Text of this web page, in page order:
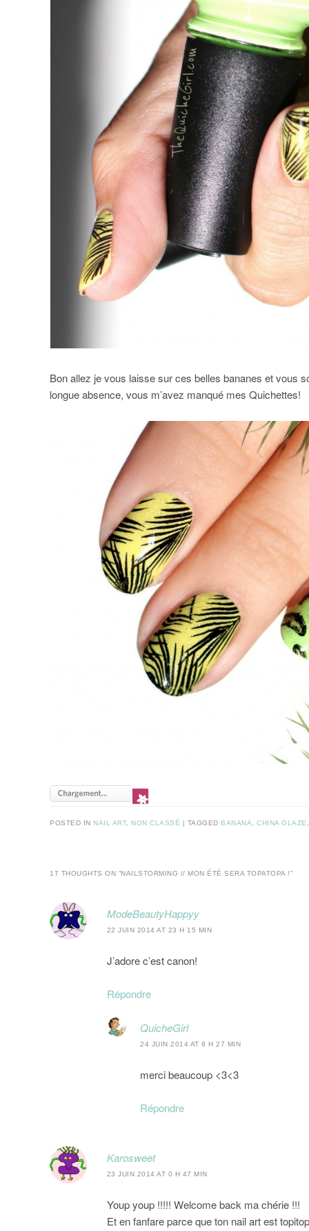
Bon allez je vous laisse sur ces belles bananes et vous
longue absence, vous m’avez manqué mes Quichettes!
POSTED IN NAIL ART, NON CLASSÉ TAGGED BANANA,CHINA GLAZE
17 THOUGHTS ON “NAILSTORMING // MON ÉTÉ SERA TOPATOPA !”
ModeBeautyHappyy
22 JUIN 2014 AT 23 H 15 MIN
J’adore c’est canon!
Répondre
QuicheGirl
24 JUIN 2014 AT 9 H 27 MIN
merci beaucoup <3<3
Répondre
Karosweet
23 JUIN 2014 AT 0 H 47 MIN
Youp youp !!!!! Welcome back ma chérie !!!
Et en fanfare parce que ton nail art est